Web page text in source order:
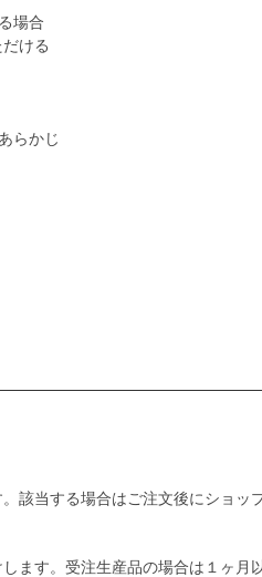
場合
ける
らかじ
該当する場合はご注文後にショッ
す。受注生産品の場合は１ヶ月